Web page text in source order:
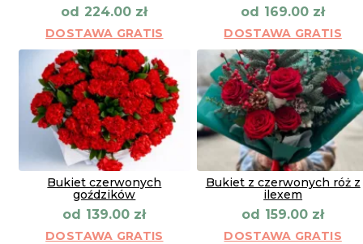
od 224.00 zł
DOSTAWA GRATIS
od 169.00 zł
DOSTAWA GRATIS
Bukiet czerwonych
goździków
od 139.00 zł
DOSTAWA GRATIS
Bukiet z czerwonych róż z
ilexem
od 159.00 zł
DOSTAWA GRATIS